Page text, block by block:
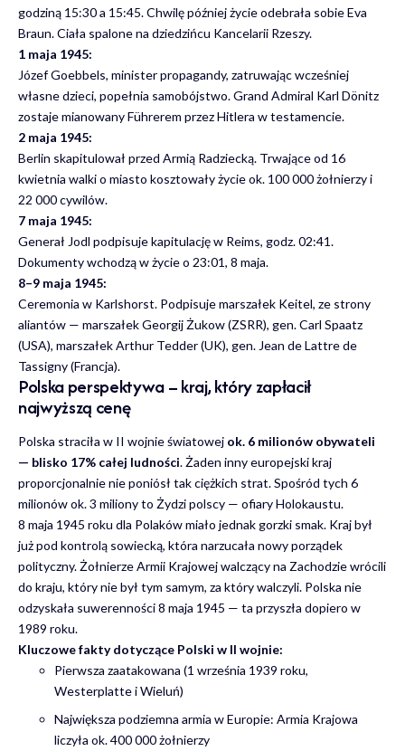
godziną 15:30 a 15:45. Chwilę później życie odebrała sobie Eva
Braun. Ciała spalone na dziedzińcu Kancelarii Rzeszy.
1 maja 1945:
Józef Goebbels, minister propagandy, zatruwając wcześniej
własne dzieci, popełnia samobójstwo. Grand Admiral Karl Dönitz
zostaje mianowany Führerem przez Hitlera w testamencie.
2 maja 1945:
Berlin skapitulował przed Armią Radziecką. Trwające od 16
kwietnia walki o miasto kosztowały życie ok. 100 000 żołnierzy i
22 000 cywilów.
7 maja 1945:
Generał Jodl podpisuje kapitulację w Reims, godz. 02:41.
Dokumenty wchodzą w życie o 23:01, 8 maja.
8–9 maja 1945:
Ceremonia w Karlshorst. Podpisuje marszałek Keitel, ze strony
aliantów — marszałek Georgij Żukow (ZSRR), gen. Carl Spaatz
(USA), marszałek Arthur Tedder (UK), gen. Jean de Lattre de
Tassigny (Francja).
Polska perspektywa – kraj, który zapłacił
najwyższą cenę
Polska straciła w II wojnie światowej ok. 6 milionów obywateli
— blisko 17% całej ludności. Żaden inny europejski kraj
proporcjonalnie nie poniósł tak ciężkich strat. Spośród tych 6
milionów ok. 3 miliony to Żydzi polscy — ofiary Holokaustu.
8 maja 1945 roku dla Polaków miało jednak gorzki smak. Kraj był
już pod kontrolą sowiecką, która narzucała nowy porządek
polityczny. Żołnierze Armii Krajowej walczący na Zachodzie wrócili
do kraju, który nie był tym samym, za który walczyli. Polska nie
odzyskała suwerenności 8 maja 1945 — ta przyszła dopiero w
1989 roku.
Kluczowe fakty dotyczące Polski w II wojnie:
Pierwsza zaatakowana (1 września 1939 roku,
Westerplatte i Wieluń)
Największa podziemna armia w Europie: Armia Krajowa
liczyła ok. 400 000 żołnierzy